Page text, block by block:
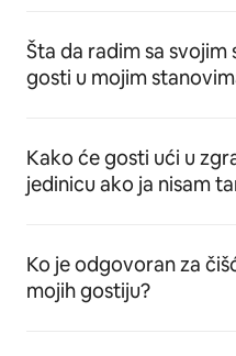
Šta da radim sa svojim
gosti u mojim
Kako će gosti ući u
jedinicu ako ja nisam
Ko je odgovoran za
mojih gostiju?